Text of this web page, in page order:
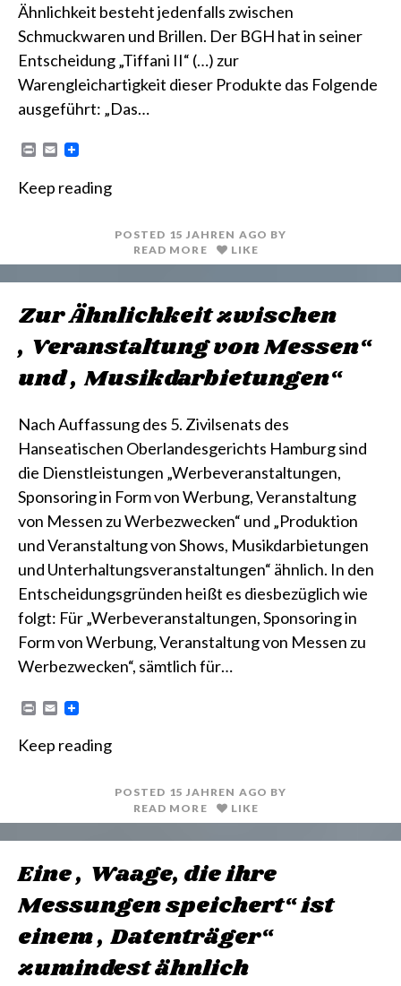
Ähnlichkeit besteht jedenfalls zwischen
Schmuckwaren und Brillen. Der BGH hat in seiner
Entscheidung „Tiffani II“ (…) zur
Warengleichartigkeit dieser Produkte das Folgende
ausgeführt: „Das…
n
E
i
Keep reading
POSTED 15 JAHREN AGO BY
READ MORE
LIKE
Zur Ähnlichkeit zwischen
„Veranstaltung von Messen“
und „Musikdarbietungen“
Nach Auffassung des 5. Zivilsenats des
Hanseatischen Oberlandesgerichts Hamburg sind
die Dienstleistungen „Werbeveranstaltungen,
Sponsoring in Form von Werbung, Veranstaltung
von Messen zu Werbezwecken“ und „Produktion
und Veranstaltung von Shows, Musikdarbietungen
und Unterhaltungsveranstaltungen“ ähnlich. In den
Entscheidungsgründen heißt es diesbezüglich wie
folgt: Für „Werbeveranstaltungen, Sponsoring in
Form von Werbung, Veranstaltung von Messen zu
Werbezwecken“, sämtlich für…
P
n
E
i
Keep reading
POSTED 15 JAHREN AGO BY
READ MORE
LIKE
Eine „Waage, die ihre
Messungen speichert“ ist
einem „Datenträger“
zumindest ähnlich